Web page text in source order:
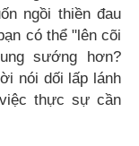
ngồi thiền đau
có thể "lên cõi
sướng hơn?
nói dối lấp lánh
thực sự cần